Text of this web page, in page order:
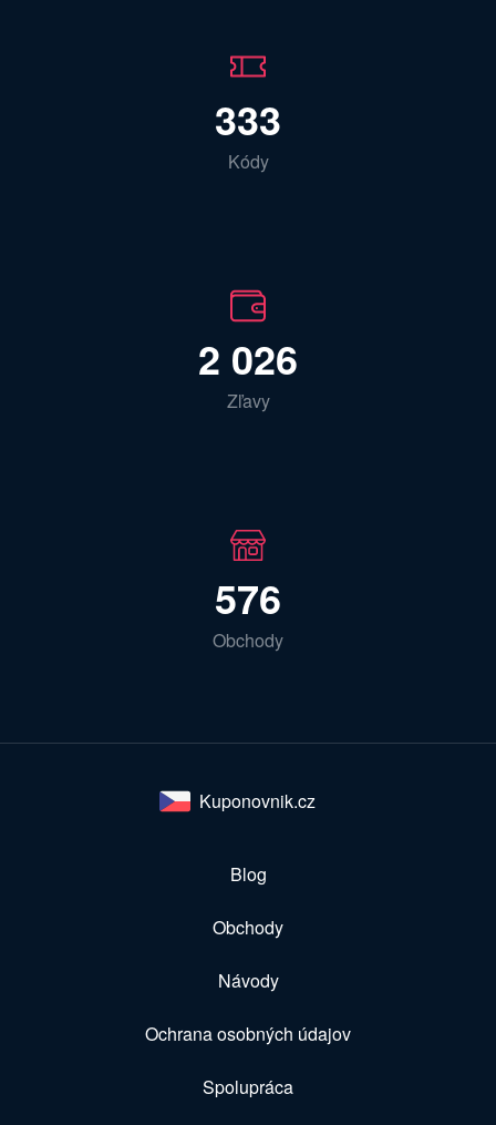
333
Kódy
2 026
Zľavy
576
Obchody
Kuponovnik.cz
Blog
Obchody
Návody
Ochrana osobných údajov
Spolupráca